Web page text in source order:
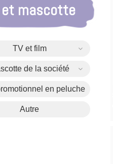
et mascotte
TV et film
de la société
en peluche
Autre